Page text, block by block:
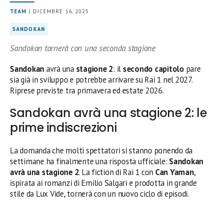
TEAM | DICEMBRE 16, 2025
SANDOKAN
Sandokan tornerà con una seconda stagione
Sandokanavrà una stagione 2: il secondo capitolo pare
sia già in sviluppo e potrebbe arrivare su Rai 1 nel 2027.
Riprese previste tra primavera ed estate 2026.
Sandokan avrà una stagione 2: le
prime indiscrezioni
La domanda che molti spettatori si stanno ponendo da
settimane ha finalmente una risposta ufficiale: Sandokan
avrà una stagione 2. La fiction di Rai 1 con Can Yaman,
ispirata ai romanzi di Emilio Salgari e prodotta in grande
stile da Lux Vide, tornerà con un nuovo ciclo di episodi.